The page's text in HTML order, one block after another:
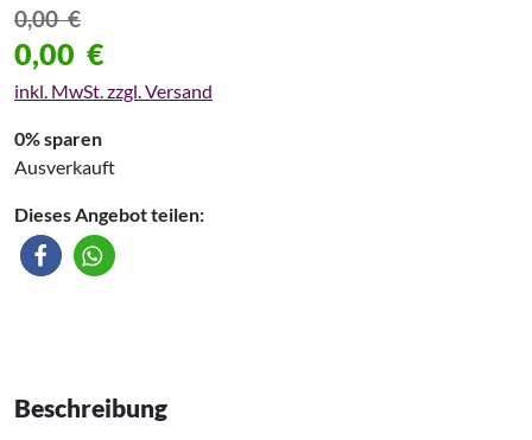
0,00€
0,00 €
inkl. MwSt. zzgl. Versand
0% sparen
Ausverkauft
Dieses Angebot teilen:
Beschreibung